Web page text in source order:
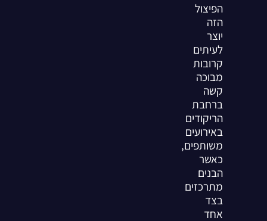
הפיצול
הזה
יוצר
לעיתים
קרובות
מבוכה
קשה
ברחבת
הריקודים
באירועים
משותפים,
כאשר
הבנים
מתרכזים
בצד
אחד